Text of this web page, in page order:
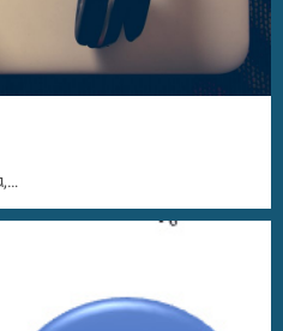
גם ציוד יקר, כמו מק של חברת אפל,…